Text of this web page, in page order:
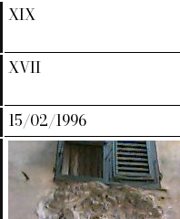
XIX
XVII
15/02/1996